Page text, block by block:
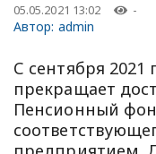
05.05.2021 13:02 -
Автор: admin
С сентября 2021
прекращает
Пенсионный